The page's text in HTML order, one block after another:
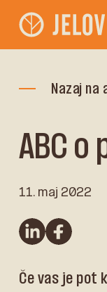
Nazaj na
ABC o
11. maj 2022
linkedinFacebook
Če vas je pot